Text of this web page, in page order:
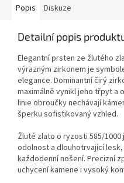
Popis Diskuze
Detailní popis
Elegantní prsten ze žlutého
výrazným zirkonem je
elegance. Dominantní čirý
maximálně vynikl jeho třpyt a
linie obroučky nechávají
šperku sofistikovaný vzhled.
Žluté zlato o ryzosti 585/
odolnost a dlouhotrvající
každodenní nošení. Precizní
uchycení kamene i vysoký